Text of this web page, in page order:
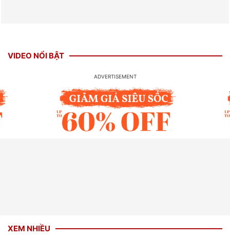
VIDEO NỔI BẬT
XEM NHIỀU